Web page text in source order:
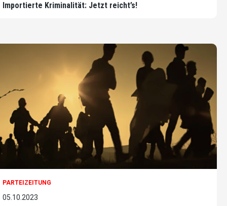
Importierte Kriminalität: Jetzt reicht’s!
PARTEIZEITUNG
05.10.2023